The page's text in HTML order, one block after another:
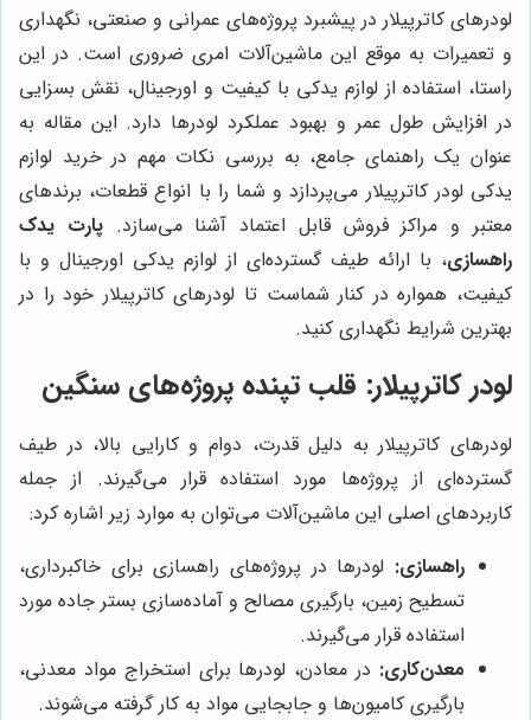
لودرهای کاترپیلار در پیشبرد پروژه‌های عمرانی و صنعتی، نگهداری
و تعمیرات به موقع این ماشین‌آلات امری ضروری است. در این
راستا، استفاده از لوازم یدکی با کیفیت و اورجینال، نقش بسزایی
در افزایش طول عمر و بهبود عملکرد لودرها دارد. این مقاله به
عنوان یک راهنمای جامع، به بررسی نکات مهم در خرید لوازم
یدکی لودر کاترپیلار می‌پردازد و شما را با انواع قطعات، برندهای
معتبر و مراکز فروش قابل اعتماد آشنا می‌سازد.پارت یدک
راهسازی، با ارائه طیف گسترده‌ای از لوازم یدکی اورجینال و با
کیفیت، همواره در کنار شماست تا لودرهای کاترپیلار خود را در
بهترین شرایط نگهداری کنید.
لودر کاترپیلار: قلب تپنده پروژه‌های سنگین
لودرهای کاترپیلار به دلیل قدرت، دوام و کارایی بالا، در طیف
گسترده‌ای از پروژه‌ها مورد استفاده قرار می‌گیرند. از جمله
کاربردهای اصلی این ماشین‌آلات می‌توان به موارد زیر اشاره کرد:
راهسازی: لودرها در پروژه‌های راهسازی برای خاکبرداری،
تسطیح زمین، بارگیری مصالح و آماده‌سازی بستر جاده مورد
استفاده قرار می‌گیرند.
معدن‌کاری: در معادن، لودرها برای استخراج مواد معدنی،
بارگیری کامیون‌ها و جابجایی مواد به کار گرفته می‌شوند.